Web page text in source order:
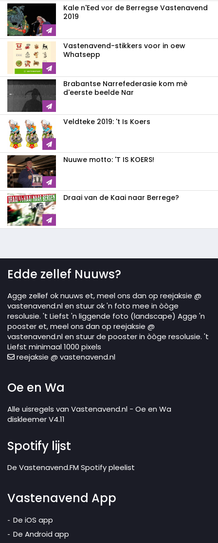
Kale n'Eed vor de Berregse Vastenavend
2019
Vastenavend-stikkers voor in oew
Whatsepp
Brabantse Narrefederasie kom mè
d'eerste beelde Nar
Veldteke 2019: 't Is Koers
Nuuwe motto: 'T IS KOERS!
Draai van de Kaai naar Berrege?
Edde zellef Nuuws?
Agge zellef ok nuuws et, meel ons dan op reejaksie @
vastenavend.nl en stuur ok 'n foto mee in òòge
resolusie. 't Liefst 'n liggende foto (landscape) Agge 'n
pooster et, meel ons dan op reejaksie @
vastenavend.nl en stuur de pooster in òòge resolusie. 't
Liefst minimaal 1000 pixels
reejaksie @ vastenavend.nl
Oe en Wa
Alle uisregels van Vastenavend.nl - Oe en Wa
diskleemer V4.11
Spotify lijst
De Vastenavend.FM Spotify pleelist
Vastenavend App
De iOS app
De Android app